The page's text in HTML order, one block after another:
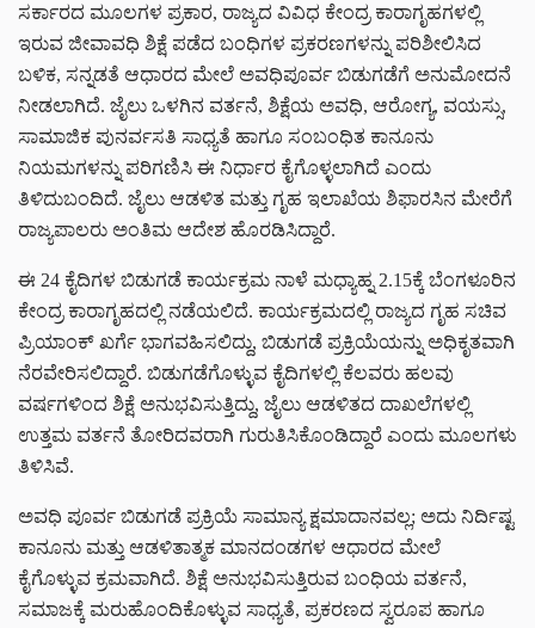
ಸರ್ಕಾರದ ಮೂಲಗಳ ಪ್ರಕಾರ, ರಾಜ್ಯದ ವಿವಿಧ ಕೇಂದ್ರ ಕಾರಾಗೃಹಗಳಲ್ಲಿ
ಇರುವ ಜೀವಾವಧಿ ಶಿಕ್ಷೆ ಪಡೆದ ಬಂಧಿಗಳ ಪ್ರಕರಣಗಳನ್ನು ಪರಿಶೀಲಿಸಿದ
ಬಳಿಕ, ಸನ್ನಡತೆ ಆಧಾರದ ಮೇಲೆ ಅವಧಿಪೂರ್ವ ಬಿಡುಗಡೆಗೆ ಅನುಮೋದನೆ
ನೀಡಲಾಗಿದೆ. ಜೈಲು ಒಳಗಿನ ವರ್ತನೆ, ಶಿಕ್ಷೆಯ ಅವಧಿ, ಆರೋಗ್ಯ, ವಯಸ್ಸು,
ಸಾಮಾಜಿಕ ಪುನರ್ವಸತಿ ಸಾಧ್ಯತೆ ಹಾಗೂ ಸಂಬಂಧಿತ ಕಾನೂನು
ನಿಯಮಗಳನ್ನು ಪರಿಗಣಿಸಿ ಈ ನಿರ್ಧಾರ ಕೈಗೊಳ್ಳಲಾಗಿದೆ ಎಂದು
ತಿಳಿದುಬಂದಿದೆ. ಜೈಲು ಆಡಳಿತ ಮತ್ತು ಗೃಹ ಇಲಾಖೆಯ ಶಿಫಾರಸಿನ ಮೇರೆಗೆ
ರಾಜ್ಯಪಾಲರು ಅಂತಿಮ ಆದೇಶ ಹೊರಡಿಸಿದ್ದಾರೆ.
ಈ 24 ಕೈದಿಗಳ ಬಿಡುಗಡೆ ಕಾರ್ಯಕ್ರಮ ನಾಳೆ ಮಧ್ಯಾಹ್ನ 2.15ಕ್ಕೆ ಬೆಂಗಳೂರಿನ
ಕೇಂದ್ರ ಕಾರಾಗೃಹದಲ್ಲಿ ನಡೆಯಲಿದೆ. ಕಾರ್ಯಕ್ರಮದಲ್ಲಿ ರಾಜ್ಯದ ಗೃಹ ಸಚಿವ
ಪ್ರಿಯಾಂಕ್ ಖರ್ಗೆ ಭಾಗವಹಿಸಲಿದ್ದು, ಬಿಡುಗಡೆ ಪ್ರಕ್ರಿಯೆಯನ್ನು ಅಧಿಕೃತವಾಗಿ
ನೆರವೇರಿಸಲಿದ್ದಾರೆ. ಬಿಡುಗಡೆಗೊಳ್ಳುವ ಕೈದಿಗಳಲ್ಲಿ ಕೆಲವರು ಹಲವು
ವರ್ಷಗಳಿಂದ ಶಿಕ್ಷೆ ಅನುಭವಿಸುತ್ತಿದ್ದು, ಜೈಲು ಆಡಳಿತದ ದಾಖಲೆಗಳಲ್ಲಿ
ಉತ್ತಮ ವರ್ತನೆ ತೋರಿದವರಾಗಿ ಗುರುತಿಸಿಕೊಂಡಿದ್ದಾರೆ ಎಂದು ಮೂಲಗಳು
ತಿಳಿಸಿವೆ.
ಅವಧಿ ಪೂರ್ವ ಬಿಡುಗಡೆ ಪ್ರಕ್ರಿಯೆ ಸಾಮಾನ್ಯ ಕ್ಷಮಾದಾನವಲ್ಲ; ಅದು ನಿರ್ದಿಷ್ಟ
ಕಾನೂನು ಮತ್ತು ಆಡಳಿತಾತ್ಮಕ ಮಾನದಂಡಗಳ ಆಧಾರದ ಮೇಲೆ
ಕೈಗೊಳ್ಳುವ ಕ್ರಮವಾಗಿದೆ. ಶಿಕ್ಷೆ ಅನುಭವಿಸುತ್ತಿರುವ ಬಂಧಿಯ ವರ್ತನೆ,
ಸಮಾಜಕ್ಕೆ ಮರುಹೊಂದಿಕೊಳ್ಳುವ ಸಾಧ್ಯತೆ, ಪ್ರಕರಣದ ಸ್ವರೂಪ ಹಾಗೂ